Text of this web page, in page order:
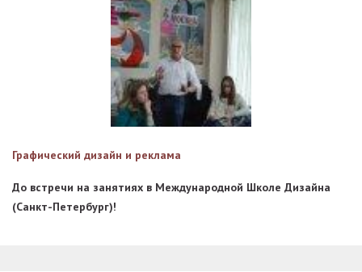
Графический дизайн и реклама
До встречи на занятиях в Международной Школе Дизайна
(Санкт-Петербург)!